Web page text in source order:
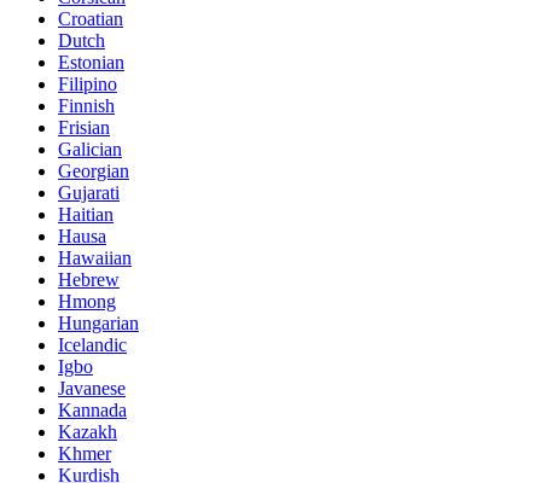
Croatian
Dutch
Estonian
Filipino
Finnish
Frisian
Galician
Georgian
Gujarati
Haitian
Hausa
Hawaiian
Hebrew
Hmong
Hungarian
Icelandic
Igbo
Javanese
Kannada
Kazakh
Khmer
Kurdish